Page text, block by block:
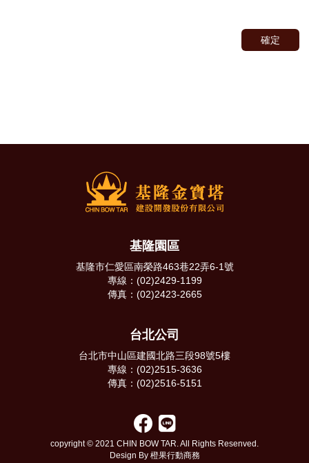
確定
基隆園區
基隆市仁愛區南榮路463巷22弄6-1號
專線：(02)2429-1199
傳真：(02)2423-2665
台北公司
台北市中山區建國北路三段98號5樓
專線：(02)2515-3636
傳真：(02)2516-5151
copyright © 2021 CHIN BOW TAR. All Rights Resenved.
Design By 橙果行動商務